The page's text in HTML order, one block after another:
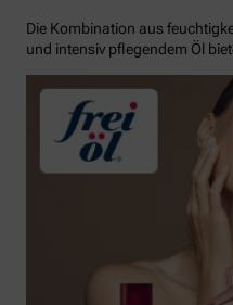
Die Kombination aus
und intensiv pflegendem Öl